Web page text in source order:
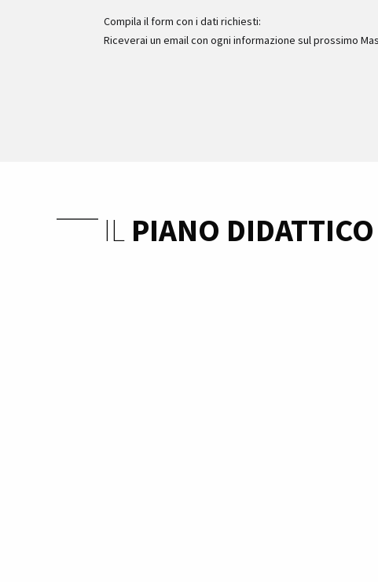
Compila il form con i dati richiesti:
Riceverai un email con ogni informazione sul prossimo
IL PIANO DIDATTICO